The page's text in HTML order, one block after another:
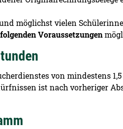
möglichst vielen
folgenden Voraussetzungen
von mindestens
ist nach vorheriger